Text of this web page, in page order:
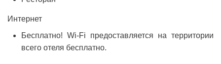
Интернет
Бесплатно! Wi-Fi предоставляется на территории
всего отеля бесплатно.